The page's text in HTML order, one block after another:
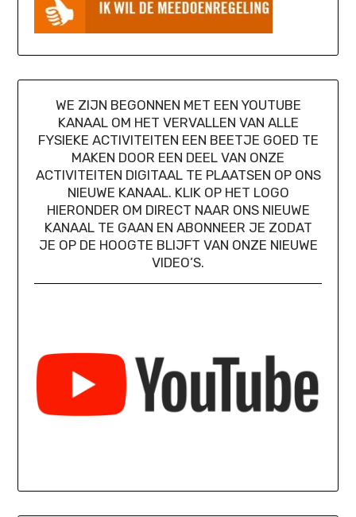
WE ZIJN BEGONNEN MET EEN YOUTUBE
KANAAL OM HET VERVALLEN VAN ALLE
FYSIEKE ACTIVITEITEN EEN BEETJE GOED TE
MAKEN DOOR EEN DEEL VAN ONZE
ACTIVITEITEN DIGITAAL TE PLAATSEN OP ONS
NIEUWE KANAAL. KLIK OP HET LOGO
HIERONDER OM DIRECT NAAR ONS NIEUWE
KANAAL TE GAAN EN ABONNEER JE ZODAT
JE OP DE HOOGTE BLIJFT VAN ONZE NIEUWE
VIDEO’S.